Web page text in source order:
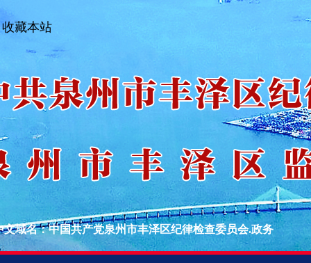
收藏本站
文域名：中国共产党泉州市丰泽区纪律检查委员会.政务